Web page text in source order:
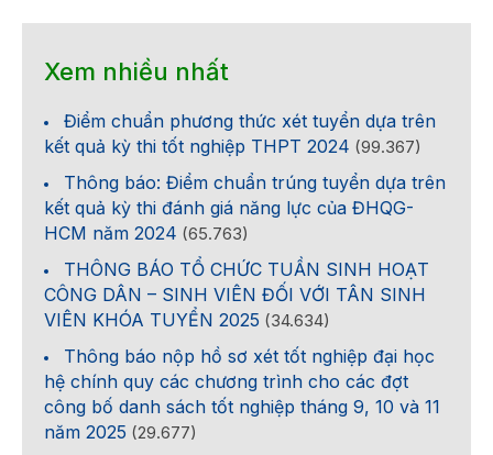
Xem nhiều nhất
Điểm chuẩn phương thức xét tuyển dựa trên
kết quả kỳ thi tốt nghiệp THPT 2024 (99.367)
Thông báo: Điểm chuẩn trúng tuyển dựa trên
kết quả kỳ thi đánh giá năng lực của ĐHQG-
HCM năm 2024 (65.763)
THÔNG BÁO TỔ CHỨC TUẦN SINH HOẠT
CÔNG DÂN – SINH VIÊN ĐỐI VỚI TÂN SINH
VIÊN KHÓA TUYỂN 2025 (34.634)
Thông báo nộp hồ sơ xét tốt nghiệp đại học
hệ chính quy các chương trình cho các đợt
công bố danh sách tốt nghiệp tháng 9, 10 và 11
năm 2025 (29.677)